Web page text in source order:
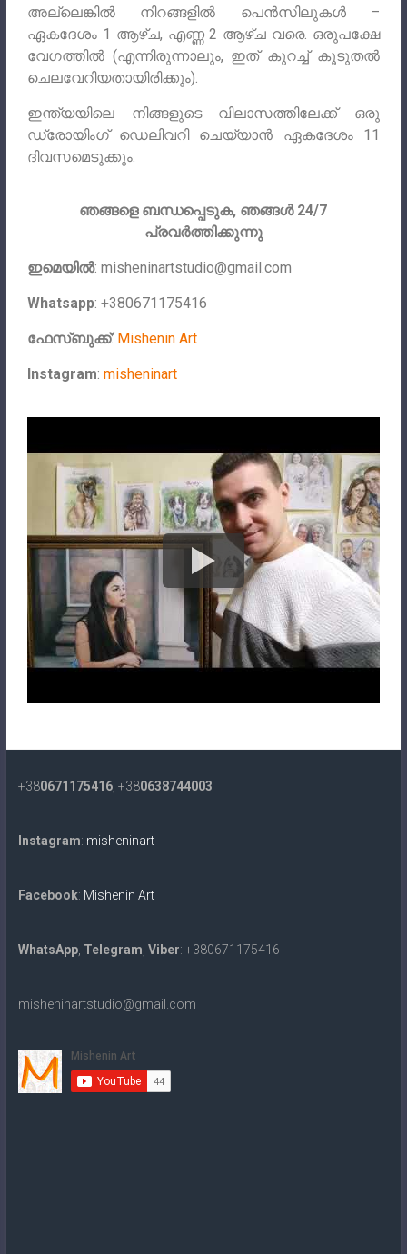
അല്ലെങ്കിൽ നിറങ്ങളിൽ പെൻസിലുകൾ –
ഏകദേശം 1 ആഴ്ച, എണ്ണ 2 ആഴ്ച വരെ. ഒരുപക്ഷേ
വേഗത്തിൽ (എന്നിരുന്നാലും, ഇത് കുറച്ച് കൂടുതൽ
ചെലവേറിയതായിരിക്കും).
ഇന്ത്യയിലെ നിങ്ങളുടെ വിലാസത്തിലേക്ക് ഒരു
ഡ്രോയിംഗ് ഡെലിവറി ചെയ്യാൻ ഏകദേശം 11
ദിവസമെടുക്കും.
ഞങ്ങളെ ബന്ധപ്പെടുക, ഞങ്ങൾ 24/7
പ്രവർത്തിക്കുന്നു
ഇമെയിൽ: misheninartstudio@gmail.com
Whatsapp: +380671175416
ഫേസ്ബുക്ക്: Mishenin Art
Instagram: misheninart
+380671175416, +380638744003
Instagram: misheninart
Facebook: Mishenin Art
WhatsApp, Telegram Viber: +380671175416
misheninartstudio@gmail.com